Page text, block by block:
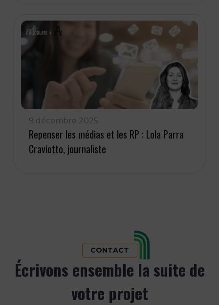
9 décembre 2025
Repenser les médias et les RP : Lola Parra
Craviotto, journaliste
CONTACT
Écrivons ensemble la suite de
votre projet